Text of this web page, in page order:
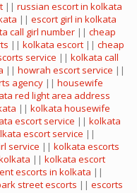
|| russian escort in kolkata
|| escort girl in kolkata
call girl number || cheap
|| kolkata escort || cheap
service || kolkata call
|| howrah escort service ||
agency || housewife
red light area address
|| kolkata housewife
escort service || kolkata
escort service ||
service || kolkata escorts
|| kolkata escort
escorts in kolkata ||
street escorts || escorts